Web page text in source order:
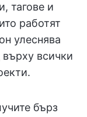
тагове и
работят
улеснява
върху всички
бърз